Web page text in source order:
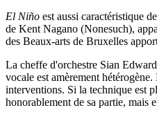
El Niño est aussi caractéristique
de Kent Nagano (Nonesuch),
des Beaux-arts de Bruxelles
La cheffe d'orchestre Sian
vocale est amèrement
interventions. Si la technique est
honorablement de sa partie, mais